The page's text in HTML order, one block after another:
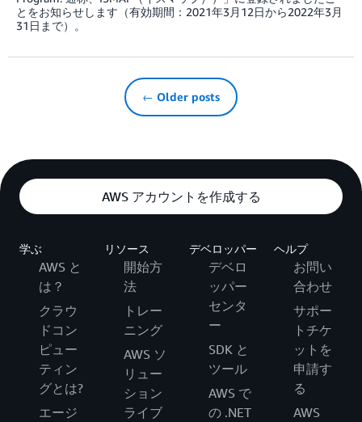
とをお知らせします（有効期間：2021年3月12日から2022年3月
31日まで）。
← Older posts
AWS アカウントを作成する
学ぶ
AWS と
は？
クラウ
ドコン
ピュー
ティン
グとは?
エージ
リソース
開始方
法
トレー
ニング
AWS ソ
リュー
ション
ライブ
デベロッパー
デベロ
ッパー
センタ
ー
SDK と
ツール
AWS で
の .NET
ヘルプ
お問い
合わせ
サポー
トチケ
ットを
申請す
る
AWS